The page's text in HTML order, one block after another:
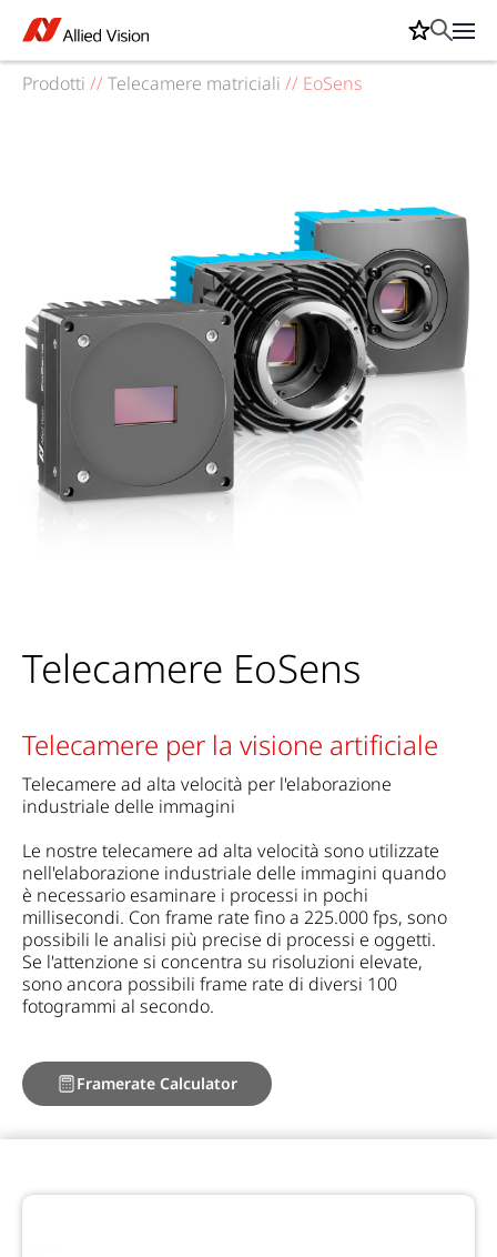
Prodotti // Telecamere matriciali // EoSens
Telecamere EoSens
Telecamere per la visione artificiale
Telecamere ad alta velocità per l'elaborazione
industriale delle immagini
Le nostre telecamere ad alta velocità sono utilizzate
nell'elaborazione industriale delle immagini quando
è necessario esaminare i processi in pochi
millisecondi. Con frame rate fino a 225.000 fps, sono
possibili le analisi più precise di processi e oggetti.
Se l'attenzione si concentra su risoluzioni elevate,
sono ancora possibili frame rate di diversi 100
fotogrammi al secondo.
Framerate Calculator